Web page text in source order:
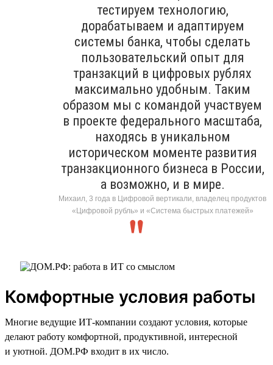
тестируем технологию,
дорабатываем и адаптируем
системы банка, чтобы сделать
пользовательский опыт для
транзакций в цифровых рублях
максимально удобным. Таким
образом мы с командой участвуем
в проекте федерального масштаба,
находясь в уникальном
историческом моменте развития
транзакционного бизнеса в России,
а возможно, и в мире.
Михаил, 3 года в Цифровой вертикали, владелец продуктов
«Цифровой рубль» и «Система быстрых платежей»
Комфортные условия работы
Многие ведущие ИТ-компании создают условия, которые
делают работу комфортной, продуктивной, интересной
и уютной. ДОМ.РФ входит в их число.